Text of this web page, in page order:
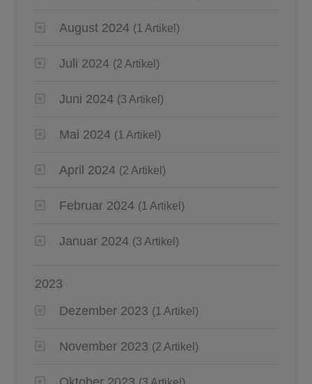
August 2024 (1 Artikel)
Juli 2024 (2 Artikel)
Juni 2024 (3 Artikel)
Mai 2024 (1 Artikel)
April 2024 (2 Artikel)
Februar 2024 (1 Artikel)
Januar 2024 (3 Artikel)
2023
Dezember 2023 (1 Artikel)
November 2023 (2 Artikel)